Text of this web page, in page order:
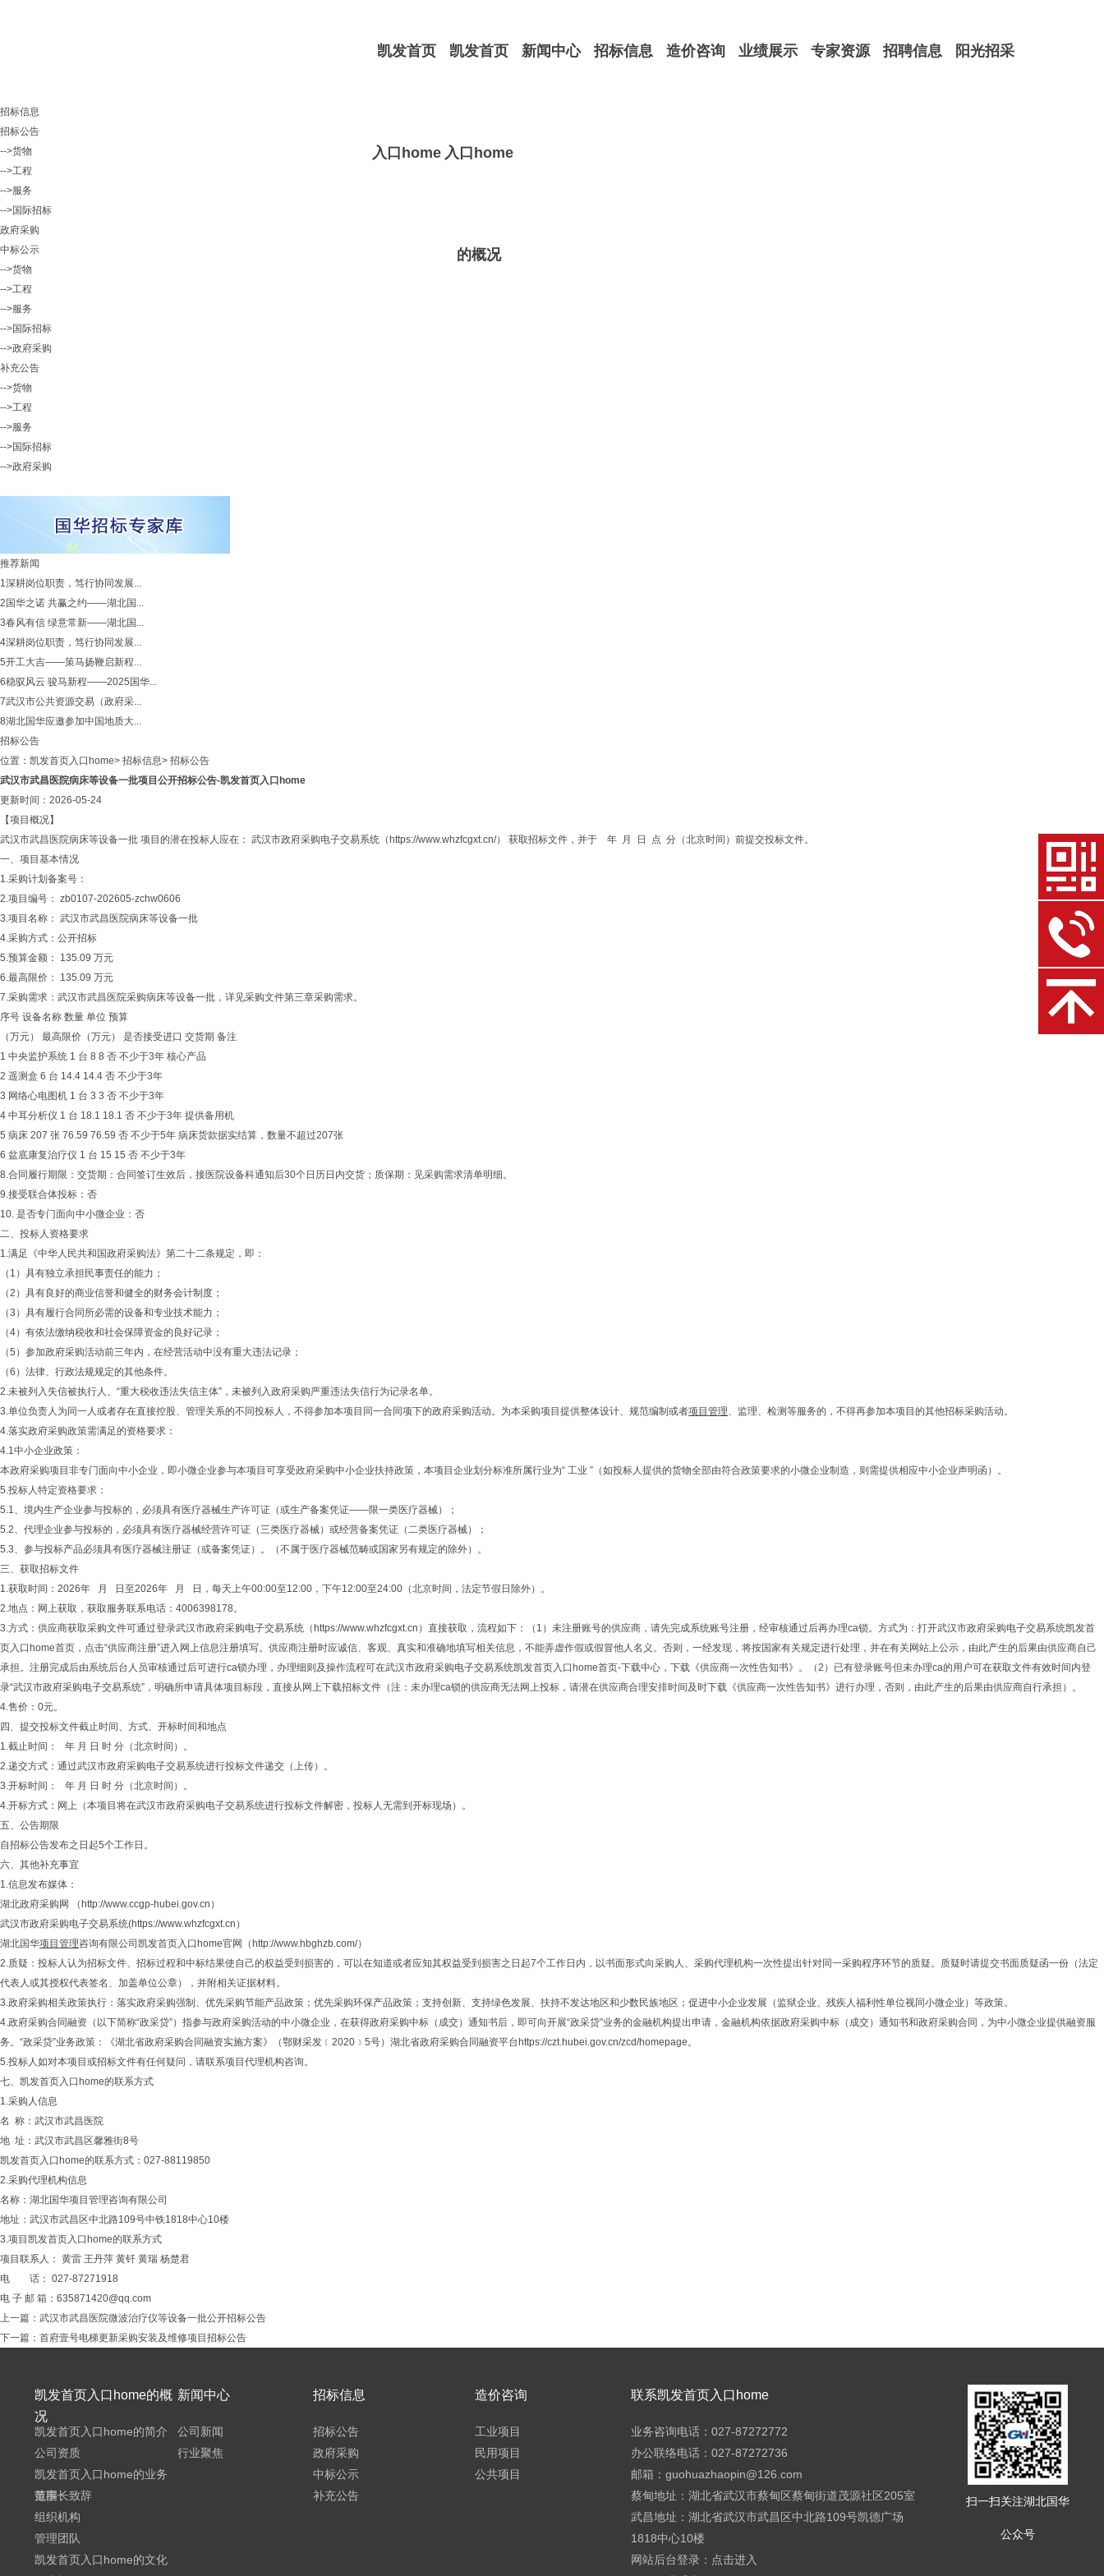
凯发首页
入口home
凯发首页
入口home
的概况
新闻中心 招标信息 造价咨询 业绩展示 专家资源 招聘信息 阳光招采
招标信息
招标公告
-->货物
-->工程
-->服务
-->国际招标
政府采购
中标公示
-->货物
-->工程
-->服务
-->国际招标
-->政府采购
补充公告
-->货物
-->工程
-->服务
-->国际招标
-->政府采购
推荐新闻
1深耕岗位职责，笃行协同发展...
2 国华之诺 共赢之约——湖北国...
3春风有信 绿意常新——湖北国...
4深耕岗位职责，笃行协同发展...
5开工大吉——策马扬鞭启新程...
6稳驭风云 骏马新程——2025国华...
7武汉市公共资源交易（政府采...
8湖北国华应邀参加中国地质大...
招标公告
位置： 凯发首页入口home> 招标信息> 招标公告
武汉市武昌医院病床等设备一批项目公开招标公告-凯发首页入口home
更新时间：2026-05-24
【项目概况】
武汉市武昌医院病床等设备一批 项目的潜在投标人应在： 武汉市政府采购电子交易系统（https://www.whzfcgxt.cn/） 获取招标文件，并于 年 月 日 点 分（北京时间）前提交投标文件。
一、项目基本情况
1.采购计划备案号：
2.项目编号： zb0107-202605-zchw0606
3.项目名称： 武汉市武昌医院病床等设备一批
4.采购方式：公开招标
5.预算金额： 135.09 万元
6.最高限价： 135.09 万元
7.采购需求：武汉市武昌医院采购病床等设备一批，详见采购文件第三章采购需求。
序号 设备名称 数量 单位 预算
（万元） 最高限价（万元） 是否接受进口 交货期 备注
1 中央监护系统 1 台 8 8 否 不少于3年 核心产品
2 遥测盒 6 台 14.4 14.4 否 不少于3年
3 网络心电图机 1 台 3 3 否 不少于3年
4 中耳分析仪 1 台 18.1 18.1 否 不少于3年 提供备用机
5 病床 207 张 76.59 76.59 否 不少于5年 病床货款据实结算，数量不超过207张
6 盆底康复治疗仪 1 台 15 15 否 不少于3年
8.合同履行期限：交货期：合同签订生效后，接医院设备科通知后30个日历日内交货；质保期：见采购需求清单明细。
9.接受联合体投标：否
10. 是否专门面向中小微企业：否
二、投标人资格要求
1.满足《中华人民共和国政府采购法》第二十二条规定，即：
（1）具有独立承担民事责任的能力；
（2）具有良好的商业信誉和健全的财务会计制度；
（3）具有履行合同所必需的设备和专业技术能力；
（4）有依法缴纳税收和社会保障资金的良好记录；
（5）参加政府采购活动前三年内，在经营活动中没有重大违法记录；
（6）法律、行政法规规定的其他条件。
2.未被列入失信被执行人、“重大税收违法失信主体”，未被列入政府采购严重违法失信行为记录名单。
3.单位负责人为同一人或者存在直接控股、管理关系的不同投标人，不得参加本项目同一合同项下的政府采购活动。为本采购项目提供整体设计、规范编制或者项目管理、监理、检测等服务的，不得再参加本项目的其他招标采购活动。
4.落实政府采购政策需满足的资格要求：
4.1中小企业政策：
本政府采购项目非专门面向中小企业，即小微企业参与本项目可享受政府采购中小企业扶持政策，本项目企业划分标准所属行业为“ 工业 ”（如投标人提供的货物全部由符合政策要求的小微企业制造，则需提供相应中小企业声明函）。
5.投标人特定资格要求：
5.1、境内生产企业参与投标的，必须具有医疗器械生产许可证（或生产备案凭证——限一类医疗器械）；
5.2、代理企业参与投标的，必须具有医疗器械经营许可证（三类医疗器械）或经营备案凭证（二类医疗器械）；
5.3、参与投标产品必须具有医疗器械注册证（或备案凭证）。（不属于医疗器械范畴或国家另有规定的除外）。
三、获取招标文件
1.获取时间：2026年 月 日至2026年 月 日，每天上午00:00至12:00，下午12:00至24:00（北京时间，法定节假日除外）。
2.地点：网上获取，获取服务联系电话：4006398178。
3.方式：供应商获取采购文件可通过登录武汉市政府采购电子交易系统（https://www.whzfcgxt.cn）直接获取，流程如下：（1）未注册账号的供应商，请先完成系统账号注册，经审核通过后再办理ca锁。方式为：打开武汉市政府采购电子交易系统凯发首
页入口home首页，点击“供应商注册”进入网上信息注册填写。供应商注册时应诚信、客观、真实和准确地填写相关信息，不能弄虚作假或假冒他人名义。否则，一经发现，将按国家有关规定进行处理，并在有关网站上公示，由此产生的后果由供应商自己
承担。注册完成后由系统后台人员审核通过后可进行ca锁办理，办理细则及操作流程可在武汉市政府采购电子交易系统凯发首页入口home首页-下载中心，下载《供应商一次性告知书》。（2）已有登录账号但未办理ca的用户可在获取文件有效时间内登
录“武汉市政府采购电子交易系统”，明确所申请具体项目标段，直接从网上下载招标文件（注：未办理ca锁的供应商无法网上投标，请潜在供应商合理安排时间及时下载《供应商一次性告知书》进行办理，否则，由此产生的后果由供应商自行承担）。
4.售价：0元。
四、提交投标文件截止时间、方式、开标时间和地点
1.截止时间： 年 月 日 时 分（北京时间）。
2.递交方式：通过武汉市政府采购电子交易系统进行投标文件递交（上传）。
3.开标时间： 年 月 日 时 分（北京时间）。
4.开标方式：网上（本项目将在武汉市政府采购电子交易系统进行投标文件解密，投标人无需到开标现场）。
五、公告期限
自招标公告发布之日起5个工作日。
六、其他补充事宜
1.信息发布媒体：
湖北政府采购网 （http://www.ccgp-hubei.gov.cn）
武汉市政府采购电子交易系统(https://www.whzfcgxt.cn）
湖北国华项目管理咨询有限公司凯发首页入口home官网（http://www.hbghzb.com/）
2.质疑：投标人认为招标文件、招标过程和中标结果使自己的权益受到损害的，可以在知道或者应知其权益受到损害之日起7个工作日内，以书面形式向采购人、采购代理机构一次性提出针对同一采购程序环节的质疑。质疑时请提交书面质疑函一份（法定
代表人或其授权代表签名、加盖单位公章），并附相关证据材料。
3.政府采购相关政策执行：落实政府采购强制、优先采购节能产品政策；优先采购环保产品政策；支持创新、支持绿色发展、扶持不发达地区和少数民族地区；促进中小企业发展（监狱企业、残疾人福利性单位视同小微企业）等政策。
4.政府采购合同融资（以下简称“政采贷”）指参与政府采购活动的中小微企业，在获得政府采购中标（成交）通知书后，即可向开展“政采贷”业务的金融机构提出申请，金融机构依据政府采购中标（成交）通知书和政府采购合同，为中小微企业提供融资服
务。“政采贷”业务政策：《湖北省政府采购合同融资实施方案》（鄂财采发﹝2020﹞5号）湖北省政府采购合同融资平台https://czt.hubei.gov.cn/zcd/homepage。
5.投标人如对本项目或招标文件有任何疑问，请联系项目代理机构咨询。
七、凯发首页入口home的联系方式
1.采购人信息
名 称：武汉市武昌医院
地 址：武汉市武昌区馨雅街8号
凯发首页入口home的联系方式：027-88119850
2.采购代理机构信息
名称：湖北国华项目管理咨询有限公司
地址：武汉市武昌区中北路109号中铁1818中心10楼
3.项目凯发首页入口home的联系方式
项目联系人： 黄雷 王丹萍 黄钎 黄瑞 杨楚君
电 话： 027-87271918
电 子 邮 箱： 635871420@qq.com
上一篇： 武汉市武昌医院微波治疗仪等设备一批公开招标公告
下一篇： 首府壹号电梯更新采购安装及维修项目招标公告
凯发首页入口home的概
况
凯发首页入口home的简介
公司资质
凯发首页入口home的业务
范围
董事长致辞
组织机构
管理团队
凯发首页入口home的文化
新闻中心
公司新闻
行业聚焦
招标信息
招标公告
政府采购
中标公示
补充公告
造价咨询
工业项目
民用项目
公共项目
联系凯发首页入口home
业务咨询电话：027-87272772
办公联络电话：027-87272736
邮箱： guohuazhaopin@126.com
蔡甸地址：湖北省武汉市蔡甸区蔡甸街道茂源社区205室
武昌地址：湖北省武汉市武昌区中北路109号凯德广场
1818中心10楼
网站后台登录： 点击进入
扫一扫关注湖北国华
公众号